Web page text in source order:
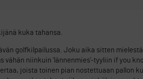
kuka tahansa.
golfkilpailussa. Joku aika sitten
niinkuin ’lännenmies’-tyyliin if you
joista toinen pian nostettuaan pallon